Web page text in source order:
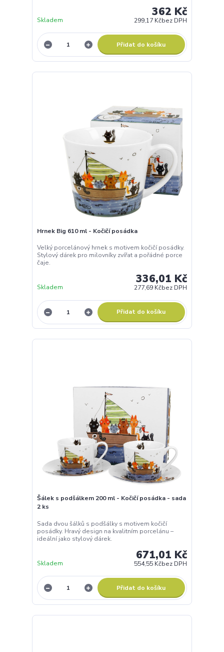
362 Kč
299,17 Kčbez DPH
Skladem
Přidat do košíku
Hrnek Big 610 ml - Kočičí posádka
Velký porcelánový hrnek s motivem kočičí posádky.
Stylový dárek pro milovníky zvířat a pořádné porce
čaje.
336,01 Kč
277,69 Kčbez DPH
Skladem
Přidat do košíku
Šálek s podšálkem 200 ml - Kočičí posádka - sada
2 ks
Sada dvou šálků s podšálky s motivem kočičí
posádky. Hravý design na kvalitním porcelánu –
ideální jako stylový dárek.
671,01 Kč
554,55 Kčbez DPH
Skladem
Přidat do košíku